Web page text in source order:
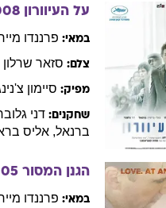
על העיוורון
במאי: פרננדו
צלם: סזאר שרלון
מפיק: סיימון
שחקנים: דני
ברנאל, אליס
הגנן המסור
במאי: פרננדו